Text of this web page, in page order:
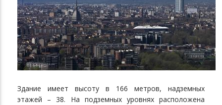
Здание имеет высоту в 166 метров, надземных
этажей – 38. На подземных уровнях расположена